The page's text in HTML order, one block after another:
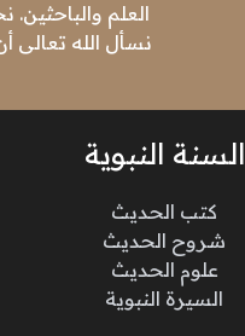
العلم
نسأل الله تعالى
السنة النبوية
كتب الحديث
شروح الحديث
علوم الحديث
السيرة النبوية